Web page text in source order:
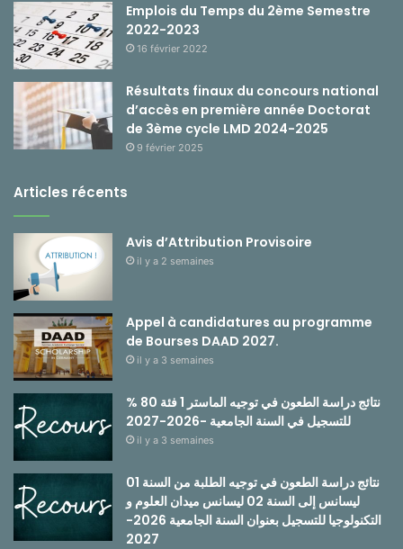
Emplois du Temps du 2ème Semestre
2022-2023
16 février 2022
Résultats finaux du concours national
d’accès en première année Doctorat
de 3ème cycle LMD 2024-2025
9 février 2025
Articles récents
Avis d’Attribution Provisoire
il y a 2 semaines
Appel à candidatures au programme
de Bourses DAAD 2027.
il y a 3 semaines
نتائج دراسة الطعون في توجيه الماستر 1 فئة 80 %
للتسجيل في السنة الجامعية -2026-2027
il y a 3 semaines
نتائج دراسة الطعون في توجيه الطلبة من السنة 01
ليسانس إلى السنة 02 ليسانس ميدان العلوم و
التكنولوجيا للتسجيل بعنوان السنة الجامعية 2026-
2027